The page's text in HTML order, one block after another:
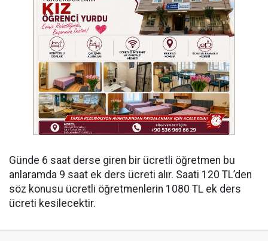
Günde 6 saat derse giren bir ücretli öğretmen bu
anlaramda 9 saat ek ders ücreti alır. Saati 120 TL’den
söz konusu ücretli öğretmenlerin 1080 TL ek ders
ücreti kesilecektir.